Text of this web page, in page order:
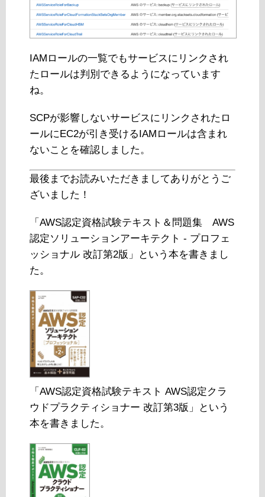
IAMロールの一覧でもサービスにリンクされ
たロールは判別できるようになっています
ね。
SCPが影響しないサービスにリンクされたロ
ールにEC2が引き受けるIAMロールは含まれ
ないことを確認しました。
最後までお読みいただきましてありがとうご
ざいました！
「AWS認定資格試験テキスト＆問題集 AWS
認定ソリューションアーキテクト - プロフェ
ッショナル 改訂第2版」という本を書きまし
た。
「AWS認定資格試験テキスト AWS認定クラ
ウドプラクティショナー 改訂第3版」という
本を書きました。